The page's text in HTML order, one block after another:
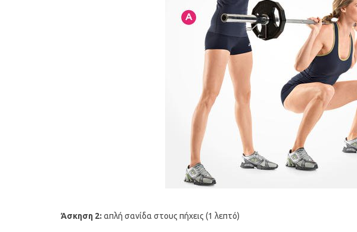
Άσκηση 2: απλή σανίδα στους πήχεις (1 λεπτό)
Οι 4 πιο λαχταριστές βελουτέ
σούπες για τον χειμώνα